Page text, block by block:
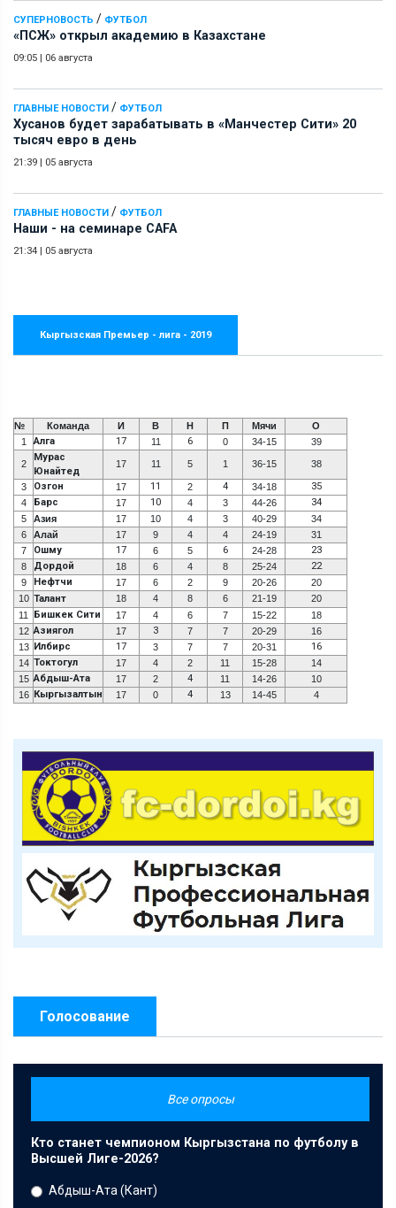
СУПЕРНОВОСТЬ / ФУТБОЛ
«ПСЖ» открыл академию в Казахстане
09:05 | 06 августа
ГЛАВНЫЕ НОВОСТИ / ФУТБОЛ
Хусанов будет зарабатывать в «Манчестер Сити» 20
тысяч евро в день
21:39 | 05 августа
ГЛАВНЫЕ НОВОСТИ / ФУТБОЛ
Наши - на семинаре СAFA
21:34 | 05 августа
Кыргызская Премьер - лига - 2019
№ Команда И В Н П Мячи
О
1
Алга 17 11 6 0 34-15 39
2
Мурас
Юнайтед
17 11 5 1 36-15 38
3 Озгон 17 11 2 4 34-18 35
4 Барс 17 10 4 3 44-26 34
5 Азия 17 10 4 3 40-29
34
6
Алай 17 9 4 4 24-19
31
7
Ошму 17 6 5 6 24-28 23
8 Дордой 18 6 4 8 25-24 22
9 Нефтчи 17 6 2 9 20-26
20
10 Талант 18 4 8 6 21-19
20
11
Бишкек Сити 17 4 6 7 15-22
18
12 Азиягол 17 3 7 7 20-29
16
13 Илбирс 17 3 7 7 20-31 16
14 Токтогул 17 4 2 11 15-28
14
15 Абдыш-Ата 17 2 4 11 14-26
10
16 Кыргызалтын 17 0 4 13 14-45 4
Голосование
Все опросы
Кто станет чемпионом Кыргызстана по футболу в
Высшей Лиге-2026?
Абдыш-Ата (Кант)